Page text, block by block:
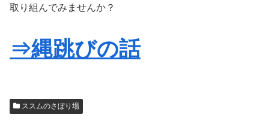
取り組んでみませんか？
⇒縄跳びの話
ススムのさぼり場